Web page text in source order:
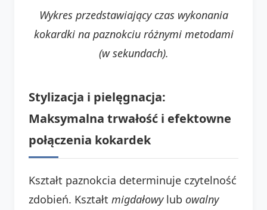
Wykres przedstawiający czas wykonania
kokardki na paznokciu różnymi metodami
(w sekundach).
Stylizacja i pielęgnacja:
Maksymalna trwałość i efektowne
połączenia kokardek
Kształt paznokcia determinuje czytelność
zdobień. Kształt migdałowylub owalny